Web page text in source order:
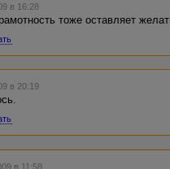
в 16:28
тоже оставляет
в 20:19
в 11:58